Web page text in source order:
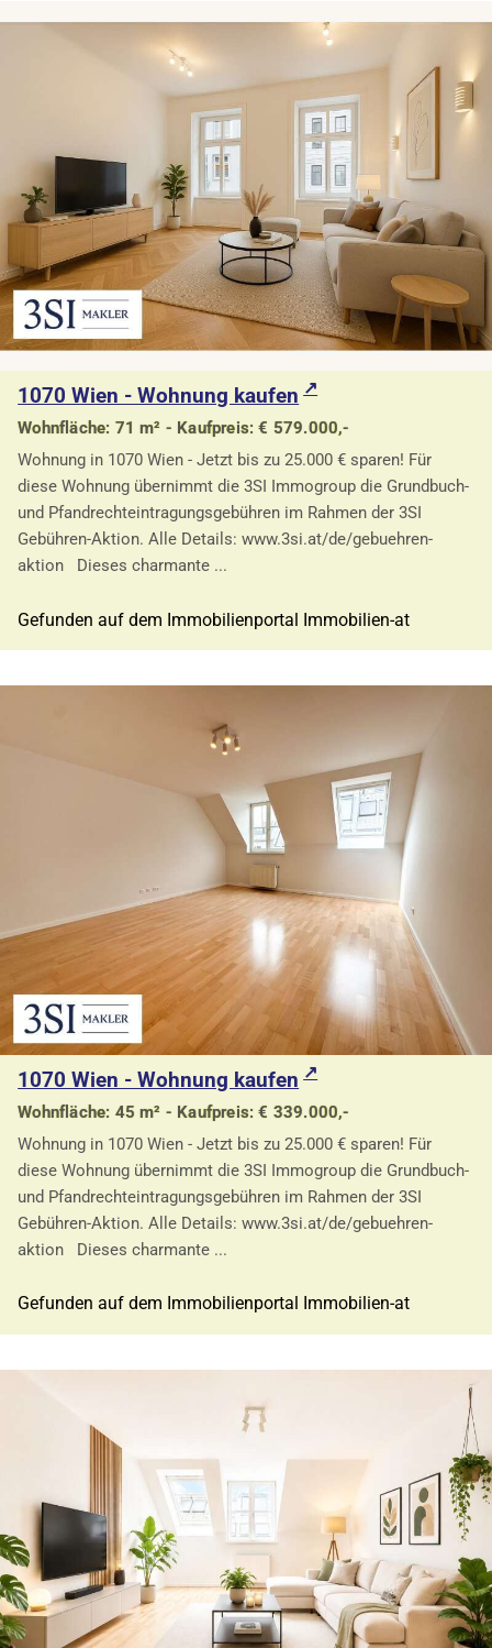
1070 Wien - Wohnung kaufen
Wohnfläche: 71 m² - Kaufpreis: € 579.000,-
Wohnung in 1070 Wien - Jetzt bis zu 25.000 € sparen! Für
diese Wohnung übernimmt die 3SI Immogroup die Grundbuch-
und Pfandrechteintragungsgebühren im Rahmen der 3SI
Gebühren-Aktion. Alle Details: www.3si.at/de/gebuehren-
aktion Dieses charmante ...
Gefunden auf dem Immobilienportal Immobilien-at
1070 Wien - Wohnung kaufen
Wohnfläche: 45 m² - Kaufpreis: € 339.000,-
Wohnung in 1070 Wien - Jetzt bis zu 25.000 € sparen! Für
diese Wohnung übernimmt die 3SI Immogroup die Grundbuch-
und Pfandrechteintragungsgebühren im Rahmen der 3SI
Gebühren-Aktion. Alle Details: www.3si.at/de/gebuehren-
aktion Dieses charmante ...
Gefunden auf dem Immobilienportal Immobilien-at